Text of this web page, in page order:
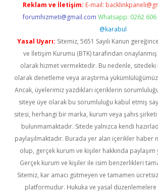
Reklam ve İletişim: E-mail:
forumhizmeti@gmail.com Whatsapp: 0262 606
@karabul
Yasal Uyarı: Sitemiz, 5651 Sayılı Kanun
ve İletişim Kurumu (BTK) tarafından onaylanmış
olarak hizmet vermektedir. Bu nedenle,
olarak denetleme veya araştırma
Ancak, üyelerimiz yazdıkları içeriklerin
siteye üye olarak bu sorumluluğu kabul etmiş
sitesi, herhangi bir marka, kurum veya şahıs şirketi
bulunmamaktadır. Sitede yalnızca kendi
paylaşılmaktadır. Burada yer alan içerikler haber
olup, gerçek kurum ve kişiler hakkında paylaşım
Gerçek kurum ve kişiler ile isim benzerlikleri
Sitemiz, kar amacı gütmeyen ve tamamen
platformudur. Hukuka ve yasal düzenlemelere